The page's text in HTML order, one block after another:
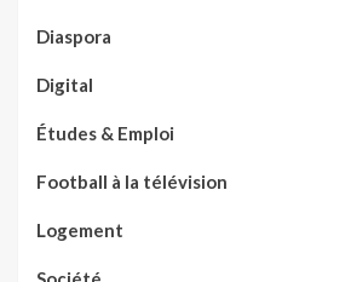
Diaspora
Digital
Études & Emploi
Football à la télévision
Logement